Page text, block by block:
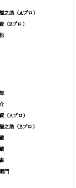
之助（Aプロ）
（Bプロ）
（Aプロ）
之助（Bプロ）
門